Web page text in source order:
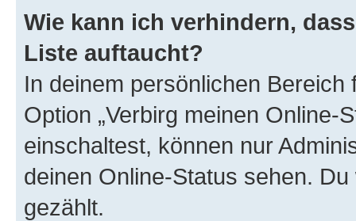
Wie kann ich verhindern,
Liste auftaucht?
In deinem persönlichen
Option „Verbirg meinen Online-
einschaltest, können nur
deinen Online-Status sehen.
gezählt.